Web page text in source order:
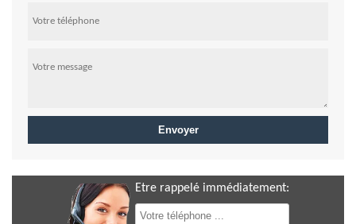
Etre rappelé immédiatement: